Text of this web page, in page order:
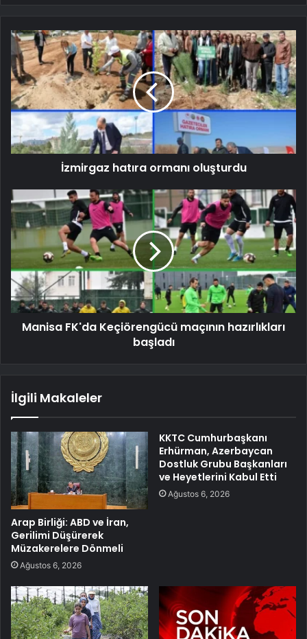
İzmirgaz hatıra ormanı oluşturdu
Manisa FK'da Keçiörengücü maçının hazırlıkları
başladı
İlgili Makaleler
Arap Birliği: ABD ve İran,
Gerilimi Düşürerek
Müzakerelere Dönmeli
Ağustos 6, 2026
KKTC Cumhurbaşkanı
Erhürman, Azerbaycan
Dostluk Grubu Başkanları
ve Heyetlerini Kabul Etti
Ağustos 6, 2026